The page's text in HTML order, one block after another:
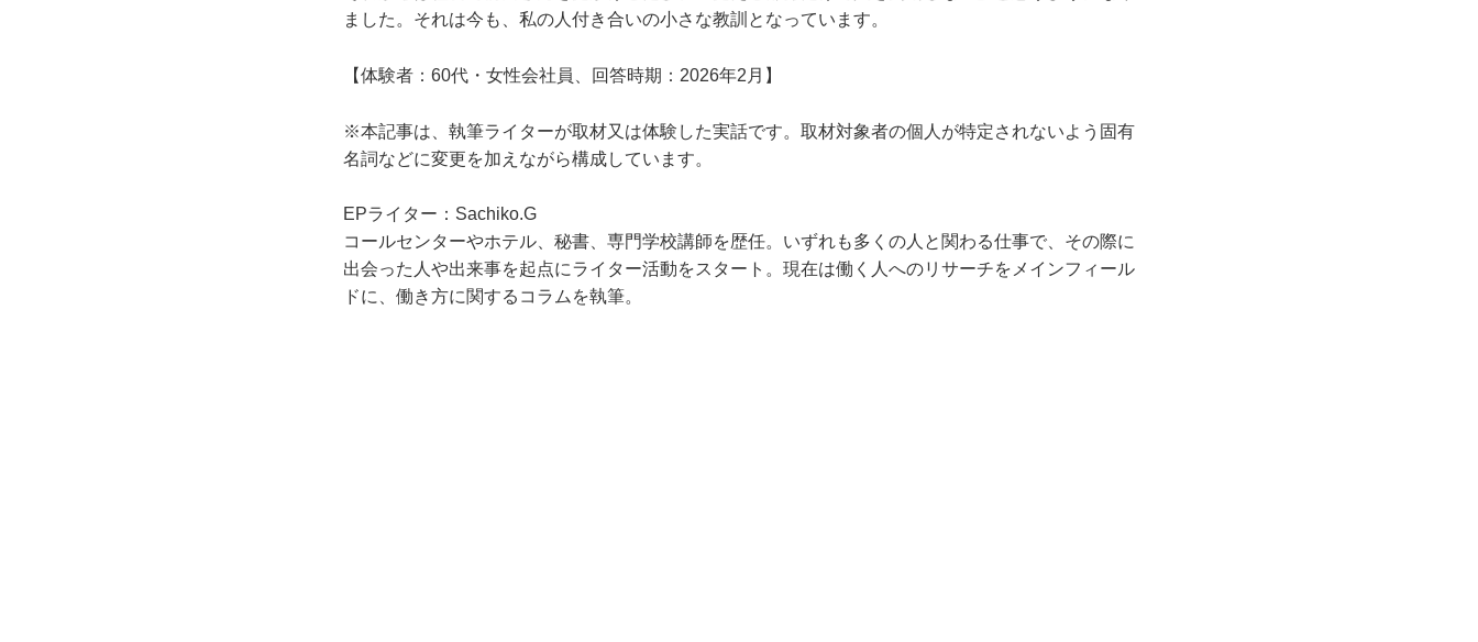
ました。それは今も、私の人付き合いの小さな教訓となっています。
【体験者：60代・女性会社員、回答時期：2026年2月】
※本記事は、執筆ライターが取材又は体験した実話です。取材対象者の個人が特定されないよう固有
名詞などに変更を加えながら構成しています。
EPライター：Sachiko.G
コールセンターやホテル、秘書、専門学校講師を歴任。いずれも多くの人と関わる仕事で、その際に
出会った人や出来事を起点にライター活動をスタート。現在は働く人へのリサーチをメインフィール
ドに、働き方に関するコラムを執筆。